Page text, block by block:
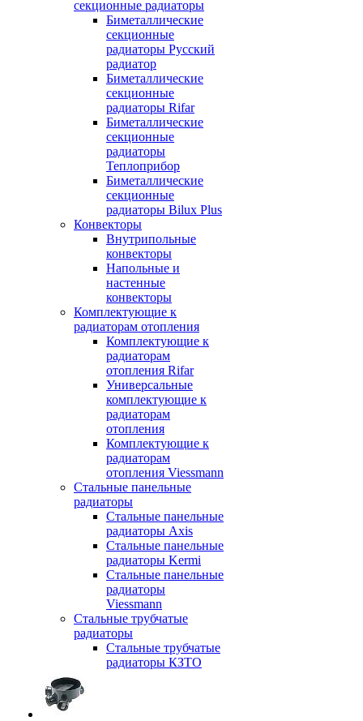
секционные радиаторы
Биметаллические
секционные
радиаторы Русский
радиатор
Биметаллические
секционные
радиаторы Rifar
Биметаллические
секционные
радиаторы
Теплоприбор
Биметаллические
секционные
радиаторы Bilux Plus
Конвекторы
Внутрипольные
конвекторы
Напольные и
настенные
конвекторы
Комплектующие к
радиаторам отопления
Комплектующие к
радиаторам
отопления Rifar
Универсальные
комплектующие к
радиаторам
отопления
Комплектующие к
радиаторам
отопления Viessmann
Стальные панельные
радиаторы
Стальные панельные
радиаторы Axis
Стальные панельные
радиаторы Kermi
Стальные панельные
радиаторы
Viessmann
Стальные трубчатые
радиаторы
Стальные трубчатые
радиаторы КЗТО